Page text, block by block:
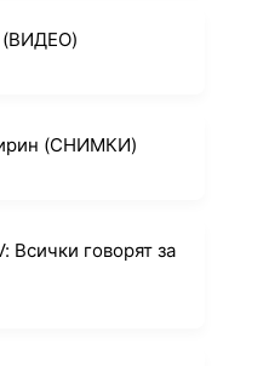
(ВИДЕО)
(СНИМКИ)
Всички говорят за